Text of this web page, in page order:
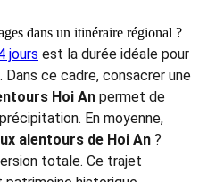
de Hoi An pour un
quotidien dépend du mode
alentours Hoi Anen
est d'environ 500.000
les tickets d'entrée